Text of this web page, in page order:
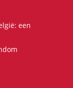
een